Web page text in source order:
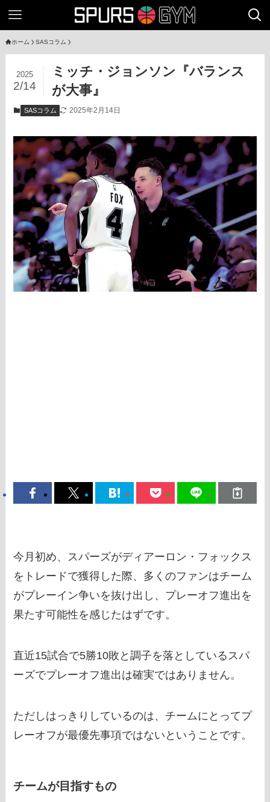
ホーム SASコラム
ミッチ・ジョンソン『バランス
が大事』
2025
2/14
SASコラム 2025年2月14日
今月初め、スパーズがディアーロン・フォックス
をトレードで獲得した際、多くのファンはチーム
がプレーイン争いを抜け出し、プレーオフ進出を
果たす可能性を感じたはずです。
直近15試合で5勝10敗と調子を落としているスパ
ーズでプレーオフ進出は確実ではありません。
ただしはっきりしているのは、チームにとってプ
レーオフが最優先事項ではないということです。
チームが目指すもの